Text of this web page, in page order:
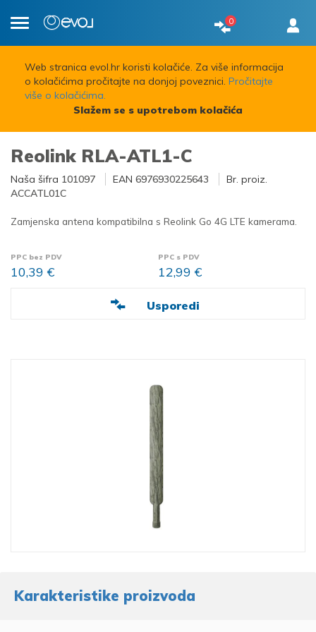
0
Toggle
Web stranica evol.hr koristi kolačiće. Za više informacija
o kolačićima pročitajte na donjoj poveznici. Pročitajte
više o kolačićima.
Slažem se s upotrebom kolačića
Reolink RLA-ATL1-C
Naša šifra 101097 EAN 6976930225643
Br. proiz.
ACCATL01C
Zamjenska antena kompatibilna s Reolink Go 4G LTE kamerama.
PPC bez PDV
10,39 €
PPC s PDV
12,99 €
Usporedi
Karakteristike proizvoda